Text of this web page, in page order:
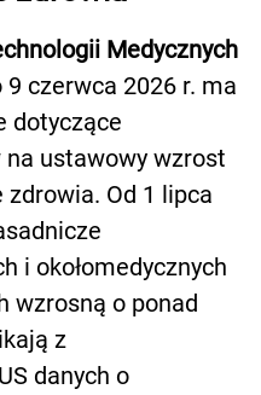
Medycznych
9 czerwca 2026 r. ma
dotyczące
ustawowy wzrost
Od 1 lipca
i okołomedycznych
wzrosną o ponad
z
danych o